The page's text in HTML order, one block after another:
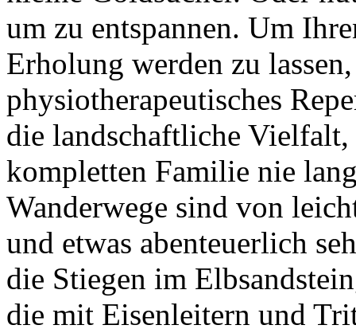
um zu entspannen. Um
Erholung werden zu
physiotherapeutisches
die landschaftliche
kompletten Familie nie
Wanderwege sind von
und etwas abenteuerlich
die Stiegen im
die mit Eisenleitern und